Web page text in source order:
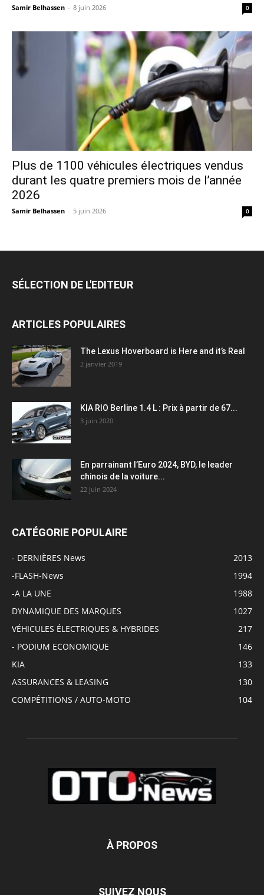
Samir Belhassen - 8 juin 2026 0
Plus de 1100 véhicules électriques vendus
durant les quatre premiers mois de l’année
2026
Samir Belhassen - 5 juin 2026 0
SÉLECTION DE L'EDITEUR
ARTICLES POPULAIRES
The Lexus Hoverboard is Here and it’s Real
2 janvier 2019
KIA RIO Berline 1.4 L : Prix à partir de 67...
3 juin 2020
En parrainant l’Euro 2024, BYD, le leader
chinois de la voiture...
22 juin 2024
CATÉGORIE POPULAIRE
- DERNIÈRES News
2013
-FLASH-News
1994
-A LA UNE
1988
DYNAMIQUE DES MARQUES
1027
VÉHICULES ÉLECTRIQUES & HYBRIDES
217
- PODIUM ECONOMIQUE
146
KIA
133
ASSURANCES & LEASING
130
COMPÉTITIONS / AUTO-MOTO
104
À PROPOS
SUIVEZ NOUS